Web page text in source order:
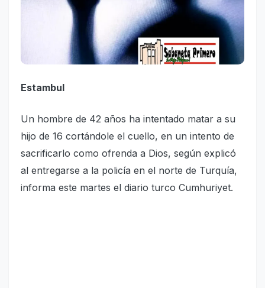
Estambul
Un hombre de 42 años ha intentado matar a su
hijo de 16 cortándole el cuello, en un intento de
sacrificarlo como ofrenda a Dios, según explicó
al entregarse a la policía en el norte de Turquía,
informa este martes el diario turco Cumhuriyet.